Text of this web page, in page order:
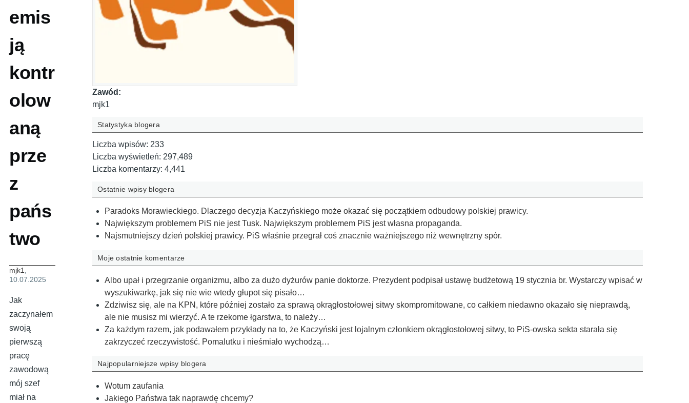
emis
ją
kontr
olow
aną
prze
z
pańs
two
mjk1,
10.07.2025
Jak
zaczynałem
swoją
pierwszą
pracę
zawodową
mój szef
miał na
Zawód:
mjk1
Statystyka blogera
Liczba wpisów: 233
Liczba wyświetleń: 297,489
Liczba komentarzy: 4,441
Ostatnie wpisy blogera
Paradoks Morawieckiego. Dlaczego decyzja Kaczyńskiego może okazać się początkiem odbudowy polskiej prawicy.
Największym problemem PiS nie jest Tusk. Największym problemem PiS jest własna propaganda.
Najsmutniejszy dzień polskiej prawicy. PiS właśnie przegrał coś znacznie ważniejszego niż wewnętrzny spór.
Moje ostatnie komentarze
Albo upał i przegrzanie organizmu, albo za dużo dyżurów panie doktorze. Prezydent podpisał ustawę budżetową 19 stycznia br. Wystarczy wpisać w
wyszukiwarkę, jak się nie wie wtedy głupot się pisało…
Zdziwisz się, ale na KPN, które później zostało za sprawą okrągłostołowej sitwy skompromitowane, co całkiem niedawno okazało się nieprawdą,
ale nie musisz mi wierzyć. A te rzekome łgarstwa, to należy…
Za każdym razem, jak podawałem przykłady na to, że Kaczyński jest lojalnym członkiem okrągłostołowej sitwy, to PiS-owska sekta starała się
zakrzyczeć rzeczywistość. Pomalutku i nieśmiało wychodzą…
Najpopularniejsze wpisy blogera
Wotum zaufania
Jakiego Państwa tak naprawdę chcemy?